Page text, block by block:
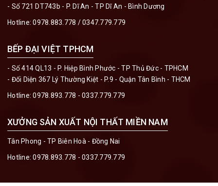
- Số 721 DT743b - P. Dĩ An - TP Dĩ An - Bình Dương
Hotline:0978.883.778 / 0347.779.779
BẾP ĐẠI VIỆT TPHCM
- Số 414 QL13 - P. Hiệp Bình Phước - TP Thủ Đức - TPHCM
- Đối Diện 367 Lý Thường Kiệt - P.9 - Quận Tân Bình - THCM
Hotline:0978.893.778 - 0337.779.779
XƯỞNG SẢN XUẤT NỘI THẤT MIỀN NAM
Tân Phong - TP Biên Hoà - Đồng Nai
Hotline:0978.893.778 - 0337.779.779